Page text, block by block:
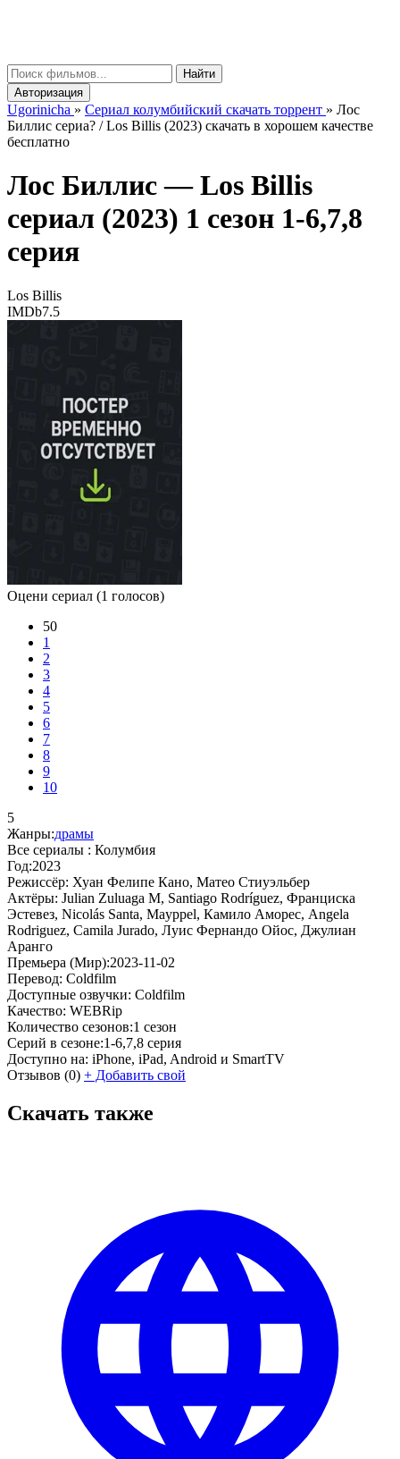
Найти
Авторизация
Ugorinicha » Сериал колумбийский скачать торрент » Лос
Биллис сериа? / Los Billis (2023) скачать в хорошем качестве
бесплатно
Лос Биллис —Los Billis
сериал (2023) 1 сезон 1-6,7,8
серия
Los Billis
IMDb7.5
Оцени сериал (1 голосов)
50
1
2
3
4
5
6
7
8
9
10
5
Жанры:драмы
Все сериалы : Колумбия
Год:2023
Режиссёр: Хуан Фелипе Кано, Матео Стиуэльбер
Актёры: Julian Zuluaga M, Santiago Rodríguez, Франциска
Эстевез, Nicolás Santa, Mayppel, Камило Аморес, Angela
Rodriguez, Camila Jurado, Луис Фернандо Ойос, Джулиан
Аранго
Премьера (Мир):2023-11-02
Перевод: Coldfilm
Доступные озвучки: Coldfilm
Качество: WEBRip
Количество сезонов:1 сезон
Серий в сезоне:1-6,7,8 серия
Доступно на: iPhone, iPad, Android и SmartTV
Отзывов (0) + Добавить свой
Скачать также